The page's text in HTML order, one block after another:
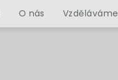
O nás Vzděláváme